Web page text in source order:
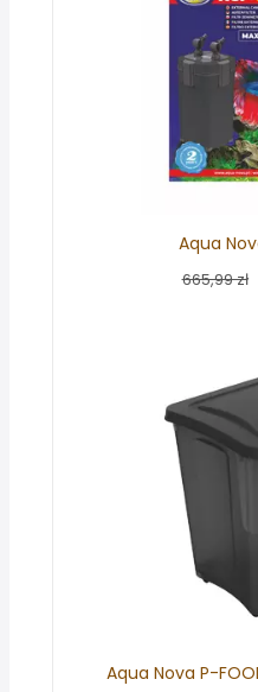
Aqua
665,99 zł
Aqua Nova P-